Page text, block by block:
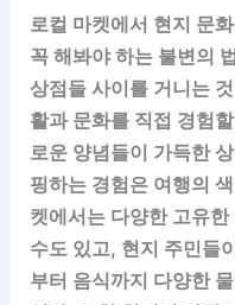
로컬 마켓에서 현지 문
꼭 해봐야 하는 불변의
상점들 사이를 거니는
활과 문화를 직접 경험
로운 양념들이 가득한
핑하는 경험은 여행의
켓에서는 다양한 고유
수도 있고, 현지 주민들
부터 음식까지 다양한